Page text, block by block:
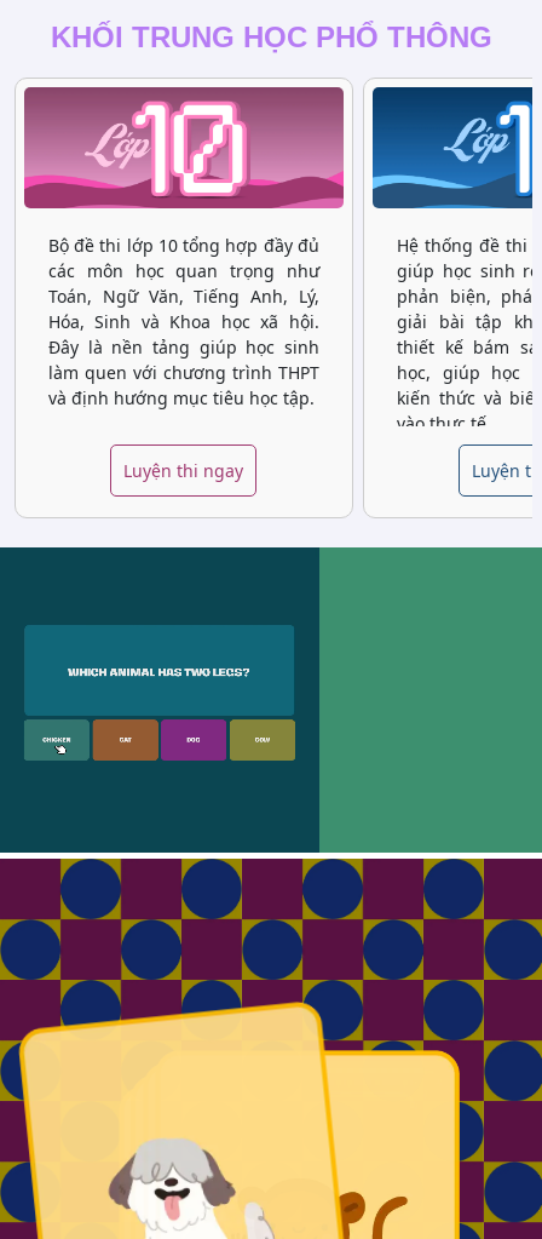
KHỐI TRUNG HỌC PHỔ THÔNG
Bộ đề thi lớp 10 tổng hợp đầy đủ
các môn học quan trọng như
Toán, Ngữ Văn, Tiếng Anh, Lý,
Hóa, Sinh và Khoa học xã hội.
Đây là nền tảng giúp học sinh
làm quen với chương trình THPT
và định hướng mục tiêu học tập.
Luyện thi ngay
Hệ thống đề thi
giúp học sinh
phản biện,
giải bài tập
thiết kế bám
học, giúp học
kiến thức và
vào thực tế.
Luyện